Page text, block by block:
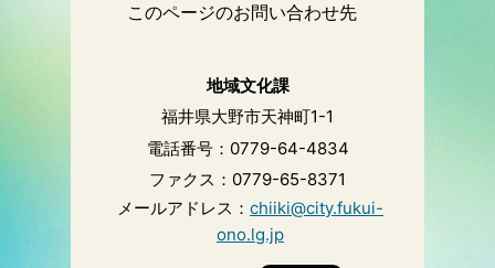
このページのお問い合わせ先
地域文化課
福井県大野市天神町1-1
電話番号：0779-64-4834
ファクス：0779-65-8371
メールアドレス： chiiki@city.fukui-
ono.lg.jp